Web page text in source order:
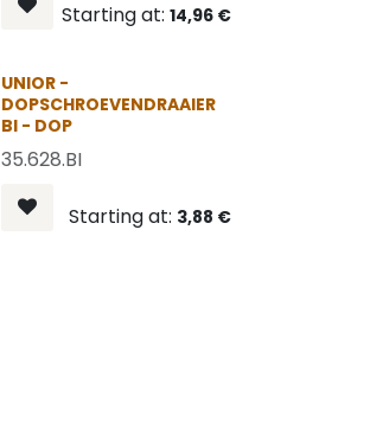
Starting at: 14,96€
OP = OP
UNIOR -
DOPSCHROEVENDRAAIER
BI - DOP
35.628.BI
Starting at: 3,88 €